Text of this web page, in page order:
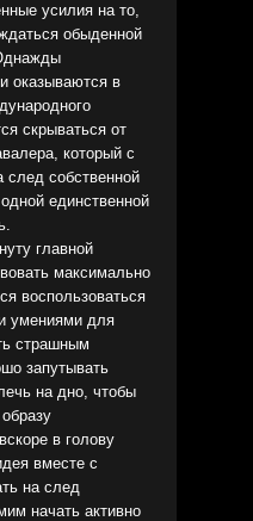
усилия на то,
обыденной
оказываются в
скрываться от
который с
след собственной
единственной
главной
максимально
воспользоваться
умениями для
страшным
запутывать
на дно, чтобы
в голову
вместе с
на след
начать активно